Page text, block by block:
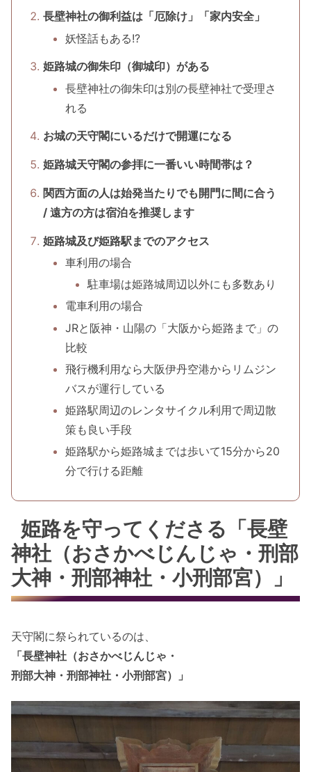
長壁神社の御利益は「厄除け」「家内安全」
妖怪話もある!?
姫路城の御朱印（御城印）がある
長壁神社の御朱印は別の長壁神社で受理さ
れる
お城の天守閣にいるだけで開運になる
姫路城天守閣の参拝に一番いい時間帯は？
関西方面の人は始発当たりでも開門に間に合う
/ 遠方の方は宿泊を推奨します
姫路城及び姫路駅までのアクセス
車利用の場合
駐車場は姫路城周辺以外にも多数あり
電車利用の場合
JRと阪神・山陽の「大阪から姫路まで」の
比較
飛行機利用なら大阪伊丹空港からリムジン
バスが運行している
姫路駅周辺のレンタサイクル利用で周辺散
策も良い手段
姫路駅から姫路城までは歩いて15分から20
分で行ける距離
姫路を守ってくださる「長壁
神社（おさかべじんじゃ・刑部
大神・刑部神社・小刑部宮）」
天守閣に祭られているのは、
「長壁神社（おさかべじんじゃ・
刑部大神・刑部神社・小刑部宮）」